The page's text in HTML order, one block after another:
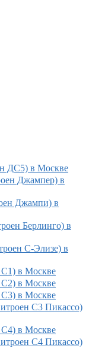
ДС5) в Москве
Джампер) в
Джампи) в
Берлинго) в
С-Элизе) в
С1) в Москве
С2) в Москве
С3) в Москве
С3 Пикассо)
С4) в Москве
С4 Пикассо)